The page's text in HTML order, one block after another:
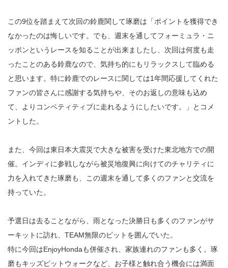
この9位を踏まえて次回の鈴鹿関して琢磨は「ポイントを獲得でき
なかったのは悔しいです。でも、週末を通してフォーミュラ・ニ
ッポンというレースを知ることが出来ましたし、次回は何度も走
ったことのある鈴鹿なので、気持ち的にもリラックスして臨める
と思います。特に鈴鹿でのレースに関しては1年間応援してくれた
ファンの皆さんに感謝する気持ちや、そのお返しの意味も込め
て、よりコンペティティブに走れるようにしたいです。」とコメ
ントした。
また、今回は東日本大震災で大きな被害を受けた東北地方での開
催。インディに参戦しながら被災地復興に向けてのチャリティに
力を入れてきた琢磨も、この週末を通して多くのファンと交流を
持っていた。
予選日は去ることながら、雨となった決勝日も多くのファンがサ
ーキットに訪れ、TEAM無限のピットを囲んでいた。
特に今回はEnjoyHondaも併催され、家族連れのファンも多く。琢
磨もキッズピットウォークなど、お子様と触れ合う機会には満面